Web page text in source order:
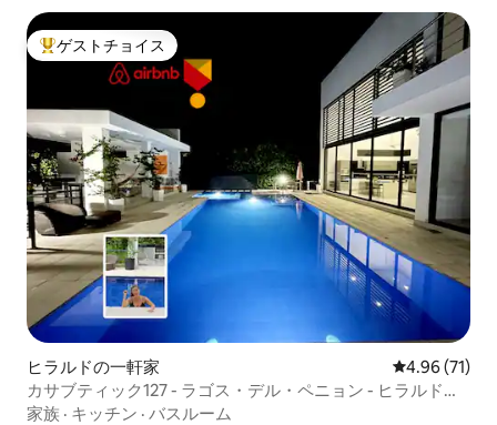
大好評のゲストチョイスです。
ゲストチョイス
ヒラルドの一軒家 レビュー71
4.96 (71)
カサブティック127 - ラゴス・デル・ペニョン - ヒラルドッ
ト。
家族 · キッチン · バスルーム